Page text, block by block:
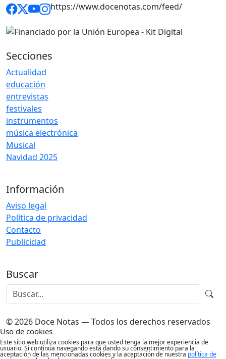
https://www.docenotas.com/feed/
Secciones
Actualidad
educación
entrevistas
festivales
instrumentos
música electrónica
Musical
Navidad 2025
Información
Aviso legal
Política de privacidad
Contacto
Publicidad
Buscar
© 2026 Doce Notas — Todos los derechos reservados
Uso de cookies
Este sitio web utiliza cookies para que usted tenga la mejor experiencia de
usuario. Si continúa navegando está dando su consentimiento para la
aceptación de las mencionadas cookies y la aceptación de nuestra política de